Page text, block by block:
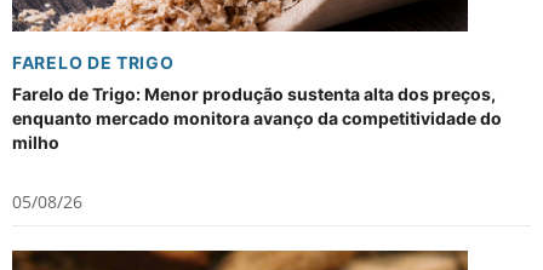
FARELO DE TRIGO
Farelo de Trigo: Menor produção sustenta alta dos preços,
enquanto mercado monitora avanço da competitividade do
milho
05/08/26